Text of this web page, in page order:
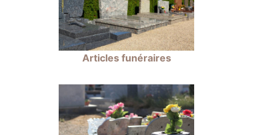
Articles funéraires